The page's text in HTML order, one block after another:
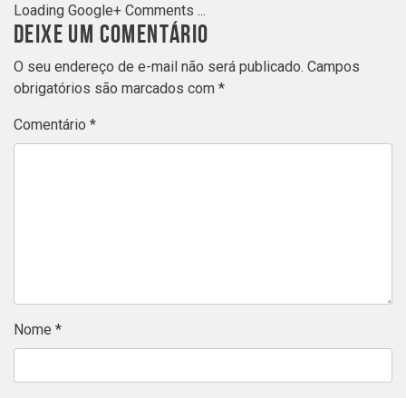
Loading Google+ Comments ...
DEIXE UM COMENTÁRIO
O seu endereço de e-mail não será publicado. Campos
obrigatórios são marcados com *
Comentário *
Nome *